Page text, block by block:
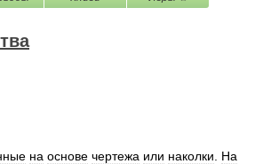
на основе чертежа или наколки
На